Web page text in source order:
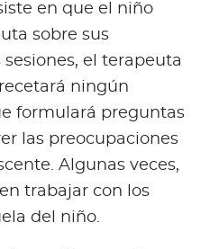
en que el niño
sobre sus
el terapeuta
ningún
formulará preguntas
las preocupaciones
Algunas veces,
trabajar con los
del niño.